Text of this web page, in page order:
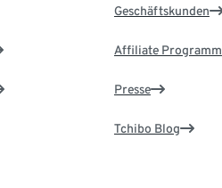
Geschäftskunden
Affiliate Programm
Presse
Tchibo Blog